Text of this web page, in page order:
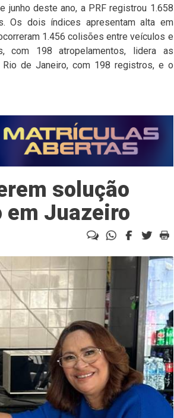
junho deste ano, a PRF registrou 1.658
Os dois índices apresentam alta em
1.456 colisões entre veículos e
com 198 atropelamentos, lidera as
de Janeiro, com 198 registros, e o
solução
em Juazeiro